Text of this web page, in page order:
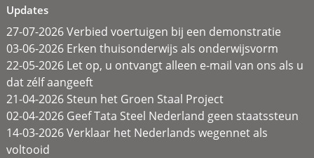
Updates
27-07-2026 Verbied voertuigen bij een demonstratie
03-06-2026 Erken thuisonderwijs als onderwijsvorm
22-05-2026 Let op, u ontvangt alleen e-mail van ons als u
dat zélf aangeeft
21-04-2026 Steun het Groen Staal Project
02-04-2026 Geef Tata Steel Nederland geen staatssteun
14-03-2026 Verklaar het Nederlands wegennet als
voltooid